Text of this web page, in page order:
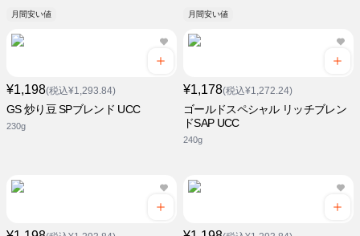
月間安い値 月間安い値
¥1,198(税込¥1,293.84)
GS 炒り豆 SPブレンド UCC
230g
¥1,178(税込¥1,272.24)
ゴールドスペシャル リッチブレン
ドSAP UCC
240g